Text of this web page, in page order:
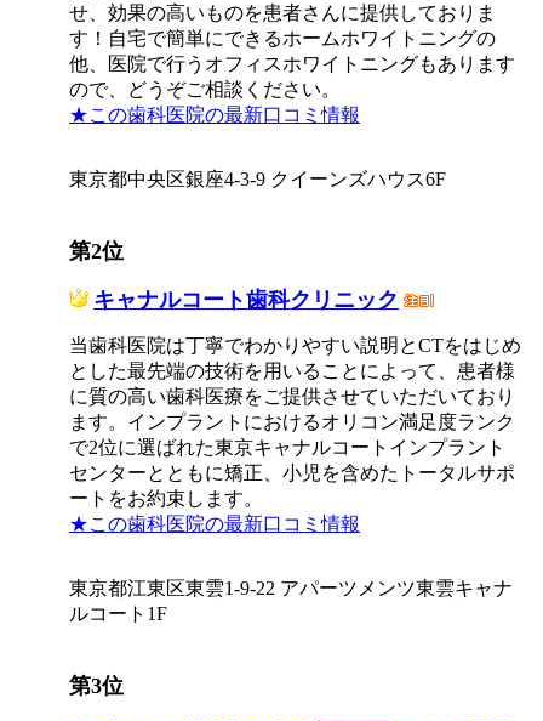
せ、効果の高いものを患者さんに提供しておりま
す！自宅で簡単にできるホームホワイトニングの
他、医院で行うオフィスホワイトニングもあります
ので、どうぞご相談ください。
★この歯科医院の最新口コミ情報
東京都中央区銀座4-3-9 クイーンズハウス6F
第2位
キャナルコート歯科クリニック
当歯科医院は丁寧でわかりやすい説明とCTをはじめ
とした最先端の技術を用いることによって、患者様
に質の高い歯科医療をご提供させていただいており
ます。インプラントにおけるオリコン満足度ランク
で2位に選ばれた東京キャナルコートインプラント
センターとともに矯正、小児を含めたトータルサポ
ートをお約束します。
★この歯科医院の最新口コミ情報
東京都江東区東雲1-9-22 アパーツメンツ東雲キャナ
ルコート1F
第3位